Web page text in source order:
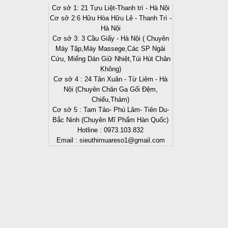
Cơ sở 1: 21 Tựu Liệt-Thanh trì - Hà Nội
Cơ sở 2:6 Hữu Hòa Hữu Lê - Thanh Trì -
Hà Nội
Cơ sở 3: 3 Cầu Giấy - Hà Nội ( Chuyên
Máy Tập,Máy Massege,Các SP Ngải
Cứu, Miếng Dán Giữ Nhiệt,Túi Hút Chân
Không)
Cơ sở 4 : 24 Tân Xuân - Từ Liêm - Hà
Nội (Chuyên Chăn Ga Gối Đệm,
Chiếu,Thảm)
Cơ sở 5 : Tam Tảo- Phú Lâm- Tiên Du-
Bắc Ninh (Chuyên Mĩ Phẩm Hàn Quốc)
Hotline : 0973.103.832
Email : sieuthimuareso1@gmail.com